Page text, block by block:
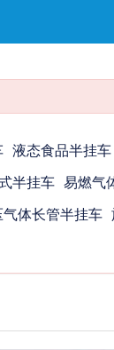
液态食品半挂车
半挂车 易燃气
体长管半挂车